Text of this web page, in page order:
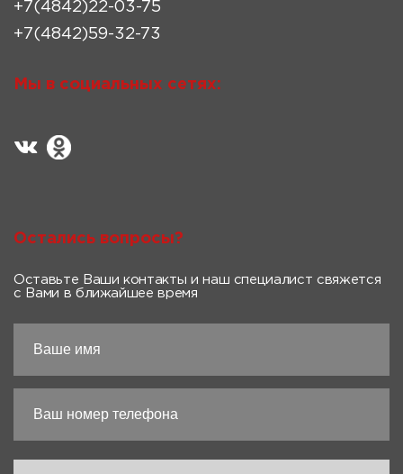
+7(4842)22-03-75
+7(4842)59-32-73
Мы в социальных сетях:
Остались вопросы?
Оставьте Ваши контакты и наш специалист свяжется
с Вами в ближайшее время